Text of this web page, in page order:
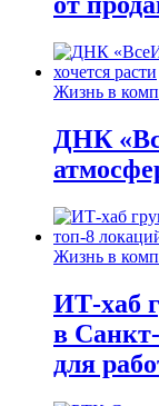
Жизнь в
ДНК
Жизнь в
ИТ-хаб
в
для